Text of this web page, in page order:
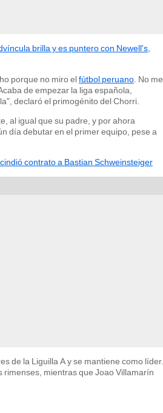
brilla y es puntero con Newell's,
porque no miro elfútbol peruano . No me
de empezar la liga española,
declaró el primogénito del Chorri.
al igual que su padre, y por ahora
día debutar en el primer equipo, pese a
contrato a Bastian Schweinsteiger​​​​​​​
de la Liguilla A y se mantiene como líder.
rimenses, mientras que Joao Villamarín